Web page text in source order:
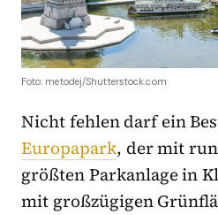
Foto: metodej/Shutterstock.com
Nicht fehlen darf ein
Europapark, der mit
größten Parkanlage in
mit großzügigen